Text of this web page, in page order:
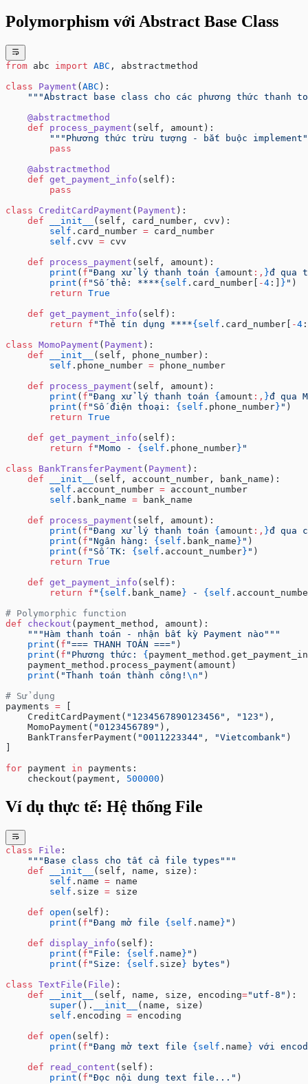
Polymorphism với Abstract Base Class
from abc import ABC , abstractmethod
class Payment (ABC ):
"""Abstract base class cho các phương thức thanh
    @abstractmethod
    def
process_payment (self, amount):
"""Phương thức trừu tượng - bắt buộc
        pass
    @abstractmethod
    def
get_payment_info (self):
        pass
class CreditCardPayment ( Payment ):
    def
__init__
(self, card_number, cvv):
        self
.card_number = card_number
        self
.cvv = cvv
    def
process_payment (self, amount):
        print
( f "Đang xử lý thanh toán {amount :, }đ qua
        print
( f "Số thẻ: ****{self .card_number[ -4 :] } " )
        return
True
    def
get_payment_info (self):
        return
f "Thẻ tín dụng ****{self .card_number[ -4
class MomoPayment ( Payment ):
    def
__init__
(self, phone_number):
        self
.phone_number = phone_number
    def
process_payment (self, amount):
        print
( f "Đang xử lý thanh toán {amount :, }đ qua
        print
( f "Số điện thoại: {self .phone_number} " )
        return
True
    def
get_payment_info (self):
        return
f "Momo - {self .phone_number} "
class BankTransferPayment ( Payment ):
    def
__init__
(self, account_number, bank_name):
        self
.account_number = account_number
        self
.bank_name = bank_name
    def
process_payment (self, amount):
        print
( f "Đang xử lý thanh toán {amount :, }đ qua
        print
( f "Ngân hàng: {self .bank_name} " )
        print
( f "Số TK: {self .account_number} " )
        return
True
    def
get_payment_info (self):
        return
f " {self .bank_name} - {self
# Polymorphic function
def checkout (payment_method, amount):
    """Hàm thanh toán - nhận bất kỳ Payment nào"""
    print
( f "=== THANH TOÁN ===" )
    print
( f "Phương thức: {
    payment_method.process_payment(amount)
    print
( "Thanh toán thành công! \n " )
# Sử dụng
payments = [
    CreditCardPayment(
"1234567890123456" , "123" ),
    MomoPayment(
"0123456789" ),
    BankTransferPayment(
"0011223344" , "Vietcombank" )
]
for payment in payments:
    checkout(payment,
500000 )
Ví dụ thực tế: Hệ thống File
class File :
    """Base class cho tất cả file types"""
    def
__init__
(self, name, size):
        self
.name = name
        self
.size = size
    def
open (self):
        print
( f "Đang mở file {self .name } " )
    def
display_info (self):
        print
( f "File: {self .name } " )
        print
( f "Size: {self .size } bytes" )
class TextFile ( File ):
    def
__init__ (self, name, size, encoding="utf-8" ):
        super
(). __init__
(name, size)
        self
.encoding = encoding
    def
open (self):
        print
( f "Đang mở text file {self .name } với
    def
read_content (self):
        print
( f "Đọc nội dung text file..." )